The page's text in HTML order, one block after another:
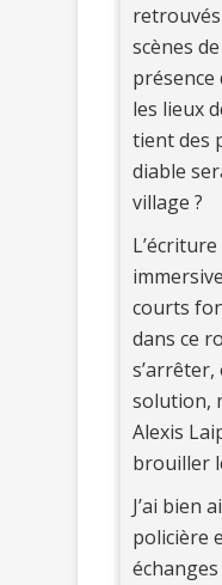
scènes
présence
les lieux
tient des
diable
village ?
courts
dans ce
solution,
Alexis
brouiller
J’ai bien
policière